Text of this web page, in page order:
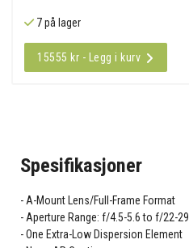
7 på lager
15555 kr - Legg i kurv
Spesifikasjoner
A-Mount Lens/Full-Frame Format
Aperture Range: f/4.5-5.6 to f/22-29
One Extra-Low Dispersion Element